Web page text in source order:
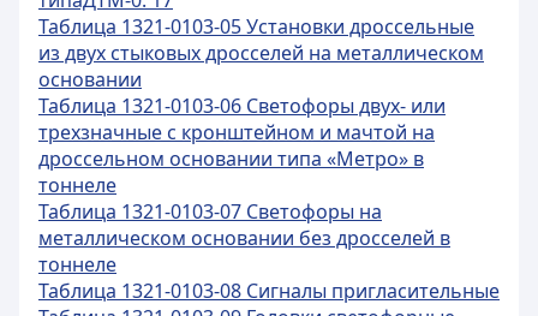
Таблица 1321-0103-05 Установки дроссельные
из двух стыковых дросселей на металлическом
основании
Таблица 1321-0103-06 Светофоры двух- или
трехзначные с кронштейном и мачтой на
дроссельном основании типа «Метро» в
тоннеле
Таблица 1321-0103-07 Светофоры на
металлическом основании без дросселей в
тоннеле
Таблица 1321-0103-08 Сигналы пригласительные